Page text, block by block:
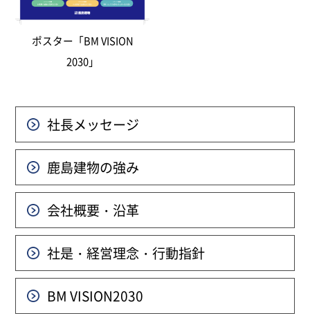
ポスター「BM VISION
2030」
社長メッセージ
鹿島建物の強み
会社概要・沿革
社是・経営理念・行動指針
BM VISION2030